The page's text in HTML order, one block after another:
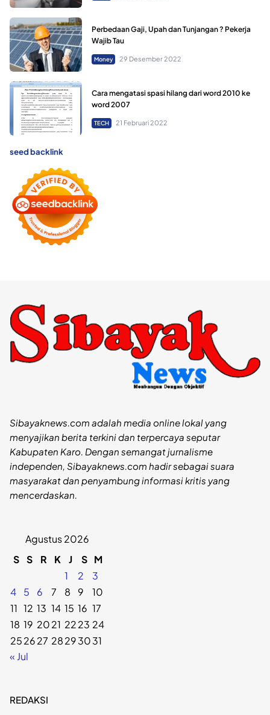
Perbedaan Gaji, Upah dan Tunjangan ? Pekerja
Wajib Tau
Money 29 Desember 2022
Cara mengatasi spasi hilang dari word 2010 ke
word 2007
TECH 21 Februari 2022
seed backlink
Sibayaknews.com adalah media online lokal yang
menyajikan berita terkini dan terpercaya seputar
Kabupaten Karo. Dengan semangat jurnalisme
independen, Sibayaknews.com hadir sebagai suara
masyarakat dan penyambung informasi kritis yang
mencerdaskan.
Agustus 2026
S S R K J S M
1
2
3
4
5 6 7 8 9
10
11 12 13 14 15 16 17
18 19 2021 2223 24
252627 28293031
« Jul
REDAKSI